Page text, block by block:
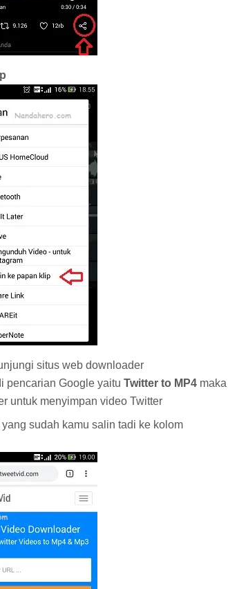
situs web downloader
pencarian Google yaitu Twitter to MP4 maka
untuk menyimpan video Twitter
sudah kamu salin tadi ke kolom